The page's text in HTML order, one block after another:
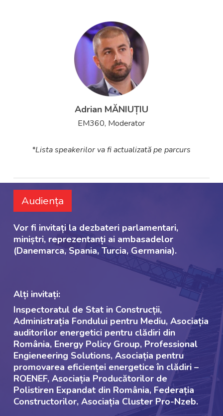
Adrian MĂNIUȚIU
EM360, Moderator
*Lista speakerilor va fi actualizată pe parcurs
Audiența
Vor fi invitați la dezbateri parlamentari,
miniștri, reprezentanți ai ambasadelor
(Danemarca, Spania, Turcia, Germania).
Alți invitați:
Inspectoratul de Stat in Construcții,
Administrația Fondului pentru Mediu, Asociația
auditorilor energetici pentru clădiri din
România, Energy Policy Group, Professional
Engieneering Solutions, Asociația pentru
promovarea eficienței energetice în clădiri –
ROENEF, Asociația Producătorilor de
Polistiren Expandat din România, Federația
Constructorilor, Asociația Cluster Pro-Nzeb.